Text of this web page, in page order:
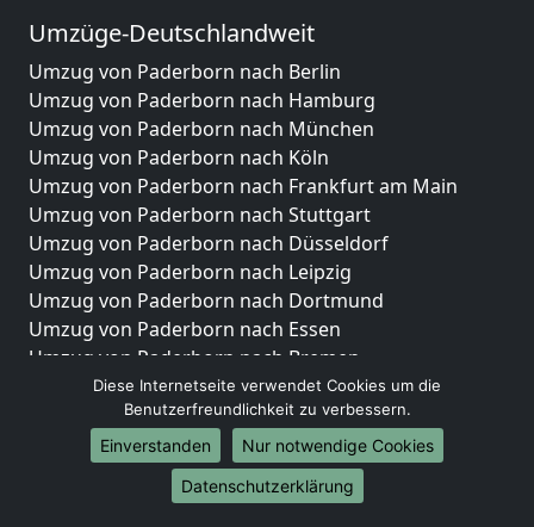
Umzüge-Deutschlandweit
Umzug von Paderborn nach Berlin
Umzug von Paderborn nach Hamburg
Umzug von Paderborn nach München
Umzug von Paderborn nach Köln
Umzug von Paderborn nach Frankfurt am Main
Umzug von Paderborn nach Stuttgart
Umzug von Paderborn nach Düsseldorf
Umzug von Paderborn nach Leipzig
Umzug von Paderborn nach Dortmund
Umzug von Paderborn nach Essen
Umzug von Paderborn nach Bremen
Umzug von Paderborn nach Dresden
Umzug von Paderborn nach Hannover
Umzug von Paderborn nach Nürnberg
Umzug von Paderborn nach Duisburg
Umzug von Paderborn nach Bochum
Diese Internetseite verwendet Cookies um die
Benutzerfreundlichkeit zu verbessern.
Einverstanden
Nur notwendige Cookies
Datenschutzerklärung